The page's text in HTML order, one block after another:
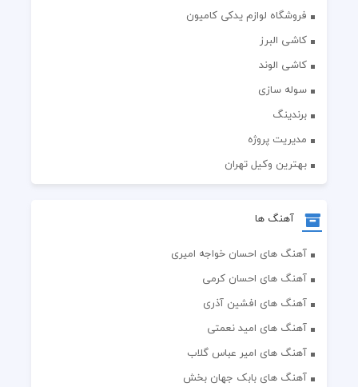
فروشگاه لوازم یدکی کامیون
کاشی البرز
کاشی الوند
سوله سازی
برندینگ
مدیریت پروژه
بهترین وکیل تهران
آهنگ ها
آهنگ های احسان خواجه امیری
آهنگ های احسان کرمی
آهنگ های افشین آذری
آهنگ های امید نعمتی
آهنگ های امیر عباس گلاب
آهنگ های بابک جهان بخش